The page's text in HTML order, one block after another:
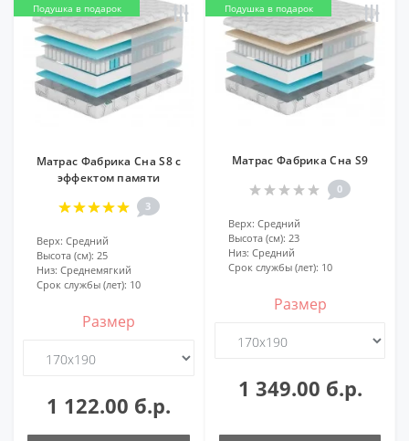
Подушка в подарок
Матрас Фабрика Сна S8 с
эффектом памяти
3
Верх: Средний
Высота (см): 25
Низ: Среднемягкий
Срок службы (лет): 10
Размер
1 122.00 б.р.
Подушка в подарок
Матрас Фабрика Сна S9
0
Верх: Средний
Высота (см): 23
Низ: Средний
Срок службы (лет): 10
Размер
1 349.00 б.р.